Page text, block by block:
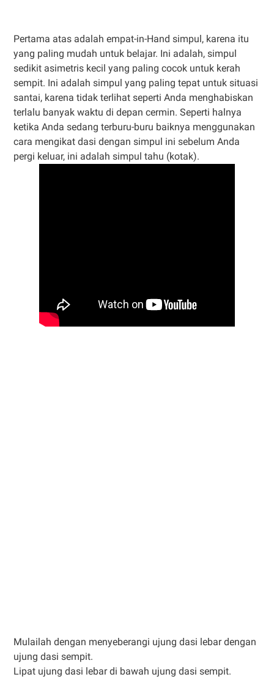
Pertama atas adalah empat-in-Hand simpul, karena itu
yang paling mudah untuk belajar. Ini adalah, simpul
sedikit asimetris kecil yang paling cocok untuk kerah
sempit. Ini adalah simpul yang paling tepat untuk situasi
santai, karena tidak terlihat seperti Anda menghabiskan
terlalu banyak waktu di depan cermin. Seperti halnya
ketika Anda sedang terburu-buru baiknya menggunakan
cara mengikat dasi dengan simpul ini sebelum Anda
pergi keluar, ini adalah simpul tahu (kotak).
Mulailah dengan menyeberangi ujung dasi lebar dengan
ujung dasi sempit.
Lipat ujung dasi lebar di bawah ujung dasi sempit.